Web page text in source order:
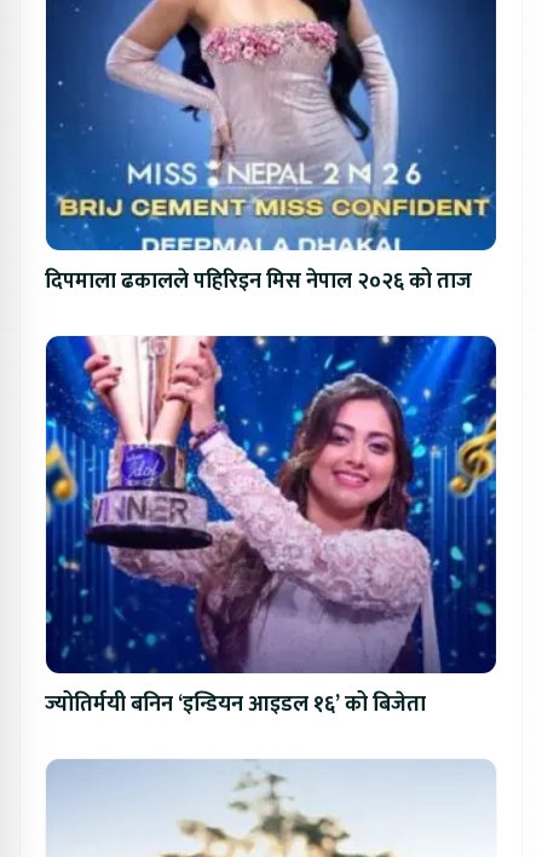
दिपमाला ढकालले पहिरिइन मिस नेपाल २०२६ को ताज
ज्योतिर्मयी बनिन ‘इन्डियन आइडल १६’ को बिजेता